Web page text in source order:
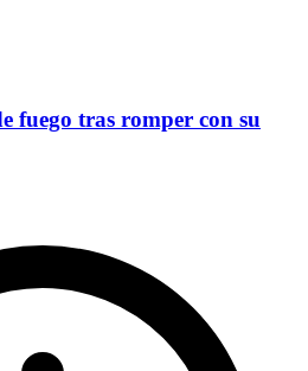
fuego tras romper con su